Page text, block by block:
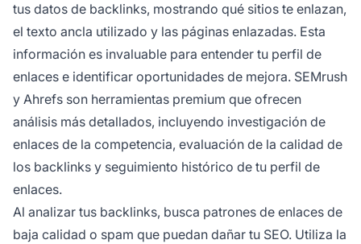
tus datos de backlinks, mostrando qué sitios te enlazan,
el texto ancla utilizado y las páginas enlazadas. Esta
información es invaluable para entender tu perfil de
enlaces e identificar oportunidades de mejora. SEMrush
y Ahrefs son herramientas premium que ofrecen
análisis más detallados, incluyendo investigación de
enlaces de la competencia, evaluación de la calidad de
los backlinks y seguimiento histórico de tu perfil de
enlaces.
Al analizar tus backlinks, busca patrones de enlaces de
baja calidad o spam que puedan dañar tu SEO. Utiliza la